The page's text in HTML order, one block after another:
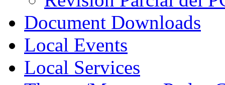
Document Downloads
Local Events
Local Services